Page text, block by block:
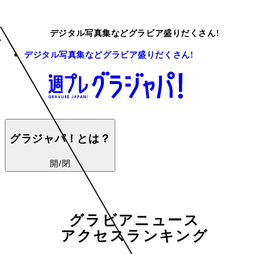
デジタル写真集などグラビア盛りだくさん!
デジタル写真集などグラビア盛りだくさん!
グラジャパ！とは？
開/閉
グラビアニュース
アクセスランキング